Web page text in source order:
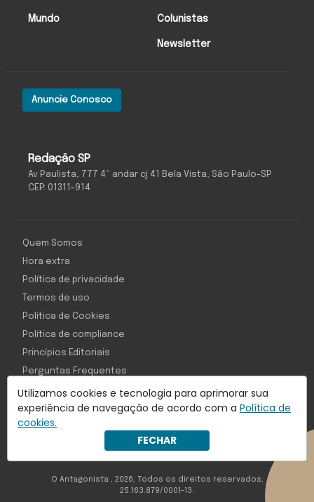
Utilizamos cookies e tecnologia para aprimorar sua
experiência de navegação de acordo com a Política de
cookies.
FECHAR
Redação SP
Av Paulista, 777 4º andar cj 41 Bela Vista, São Paulo-SP
CEP: 01311-914
Anuncie Conosco
Mundo Colunistas
Newsletter
Com inteligência e tecnologia:
Object1ve - Marketing Solution
Quem Somos
Hora extra
Política de privacidade
Termos de uso
Política de Cookies
Política de compliance
Princípios Editoriais
Perguntas Frequentes
O Antagonista , 2026, Todos os direitos reservados,
25.163.879/0001-13.